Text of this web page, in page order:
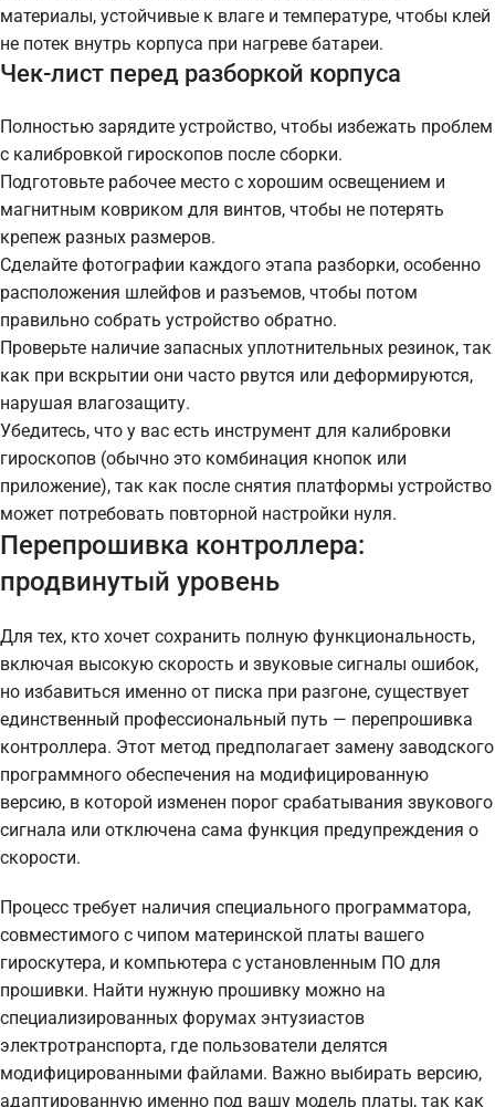
материалы, устойчивые к влаге и температуре, чтобы клей
не потек внутрь корпуса при нагреве батареи.
Чек-лист перед разборкой корпуса
Полностью зарядите устройство, чтобы избежать проблем
с калибровкой гироскопов после сборки.
Подготовьте рабочее место с хорошим освещением и
магнитным ковриком для винтов, чтобы не потерять
крепеж разных размеров.
Сделайте фотографии каждого этапа разборки, особенно
расположения шлейфов и разъемов, чтобы потом
правильно собрать устройство обратно.
Проверьте наличие запасных уплотнительных резинок, так
как при вскрытии они часто рвутся или деформируются,
нарушая влагозащиту.
Убедитесь, что у вас есть инструмент для калибровки
гироскопов (обычно это комбинация кнопок или
приложение), так как после снятия платформы устройство
может потребовать повторной настройки нуля.
Перепрошивка контроллера:
продвинутый уровень
Для тех, кто хочет сохранить полную функциональность,
включая высокую скорость и звуковые сигналы ошибок,
но избавиться именно от писка при разгоне, существует
единственный профессиональный путь — перепрошивка
контроллера. Этот метод предполагает замену заводского
программного обеспечения на модифицированную
версию, в которой изменен порог срабатывания звукового
сигнала или отключена сама функция предупреждения о
скорости.
Процесс требует наличия специального программатора,
совместимого с чипом материнской платы вашего
гироскутера, и компьютера с установленным ПО для
прошивки. Найти нужную прошивку можно на
специализированных форумах энтузиастов
электротранспорта, где пользователи делятся
модифицированными файлами. Важно выбирать версию,
адаптированную именно под вашу модель платы, так как